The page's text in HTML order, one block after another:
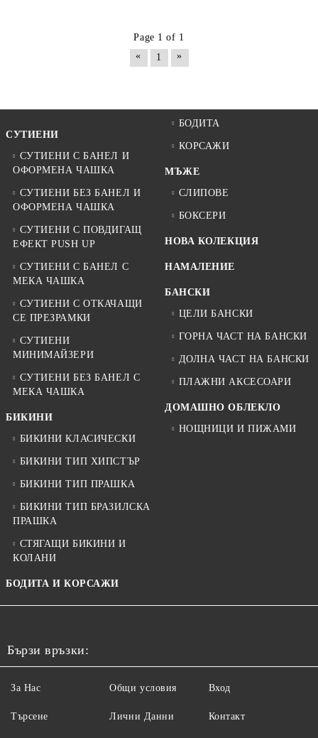
Page 1 of 1
«
1 »
СУТИЕНИ
СУТИЕНИ С БАНЕЛ И
ОФОРМЕНА ЧАШКА
СУТИЕНИ БЕЗ БАНЕЛ И
ОФОРМЕНА ЧАШКА
СУТИЕНИ С ПОВДИГАЩ
ЕФЕКТ PUSH UP
СУТИЕНИ С БАНЕЛ С
МЕКА ЧАШКА
СУТИЕНИ С ОТКАЧАЩИ
СЕ ПРЕЗРАМКИ
СУТИЕНИ
МИНИМАЙЗЕРИ
СУТИЕНИ БЕЗ БАНЕЛ С
МЕКА ЧАШКА
БИКИНИ
БИКИНИ КЛАСИЧЕСКИ
БИКИНИ ТИП ХИПСТЪР
БИКИНИ ТИП ПРАШКА
БИКИНИ ТИП БРАЗИЛСКА
ПРАШКА
СТЯГАЩИ БИКИНИ И
КОЛАНИ
БОДИТА И КОРСАЖИ
БОДИТА
КОРСАЖИ
МЪЖЕ
СЛИПОВЕ
БОКСЕРИ
НОВА КОЛЕКЦИЯ
НАМАЛЕНИЕ
БАНСКИ
ЦЕЛИ БАНСКИ
ГОРНА ЧАСТ НА БАНСКИ
ДОЛНА ЧАСТ НА БАНСКИ
ПЛАЖНИ АКСЕСОАРИ
ДОМАШНО ОБЛЕКЛО
НОЩНИЦИ И ПИЖАМИ
Бързи връзки:
За Нас
Търсене
Общи условия
Лични Данни
Вход
Контакт